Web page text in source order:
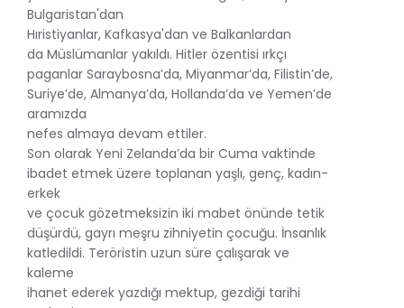
Bulgaristan'dan
Hıristiyanlar, Kafkasya'dan ve Balkanlardan
da Müslümanlar yakıldı. Hitler özentisi ırkçı
paganlar Saraybosna’da, Miyanmar’da, Filistin’de,
Suriye’de, Almanya’da, Hollanda’da ve Yemen’de
aramızda
nefes almaya devam ettiler.
Son olarak Yeni Zelanda’da bir Cuma vaktinde
ibadet etmek üzere toplanan yaşlı, genç, kadın-
erkek
ve çocuk gözetmeksizin iki mabet önünde tetik
düşürdü, gayrı meşru zihniyetin çocuğu. İnsanlık
katledildi. Teröristin uzun süre çalışarak ve
kaleme
ihanet ederek yazdığı mektup, gezdiği tarihi